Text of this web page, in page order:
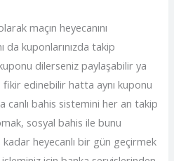
maçın heyecanını
da kuponlarınızda takip
kuponu dilerseniz paylaşabilir ya
fikir edinebilir hatta aynı kuponu
canlı bahis sistemini her an takip
sosyal bahis ile bunu
heyecanlı bir gün geçirmek